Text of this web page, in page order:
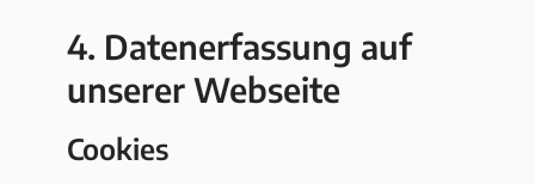
4. Datenerfassung auf
unserer Webseite
Cookies